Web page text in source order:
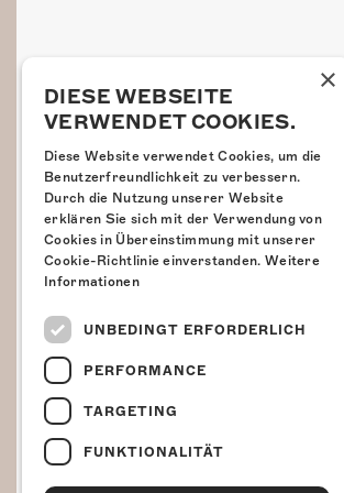
Kulturfabrik Kofmehl
×
DIESE WEBSEITE
VERWENDET COOKIES.
Diese Website verwendet Cookies, um die
Benutzerfreundlichkeit zu verbessern.
Durch die Nutzung unserer Website
erklären Sie sich mit der Verwendung von
Cookies in Übereinstimmung mit unserer
Cookie-Richtlinie einverstanden. Weitere
Informationen
UNBEDINGT ERFORDERLICH
PERFORMANCE
TARGETING
FUNKTIONALITÄT